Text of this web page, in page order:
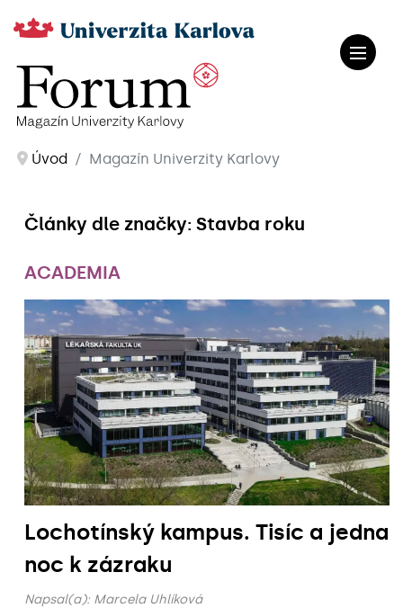
Úvod Magazín Univerzity Karlovy
Články dle značky: Stavba roku
ACADEMIA
Lochotínský kampus. Tisíc a jedna
noc k zázraku
Napsal(a): Marcela Uhlíková